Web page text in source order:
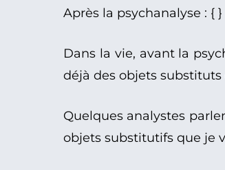
Après la psychanalyse : { }
Dans la vie, avant la
déjà des objets substituts
Quelques analystes
objets substitutifs que je